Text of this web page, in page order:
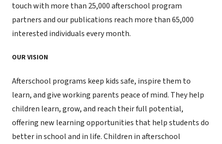
touch with more than 25,000 afterschool program
partners and our publications reach more than 65,000
interested individuals every month.
OUR VISION
Afterschool programs keep kids safe, inspire them to
learn, and give working parents peace of mind. They help
children learn, grow, and reach their full potential,
offering new learning opportunities that help students do
better in school and in life. Children in afterschool